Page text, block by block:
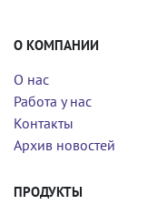
О КОМПАНИИ
О нас
Работа у нас
Контакты
Архив новостей
ПРОДУКТЫ